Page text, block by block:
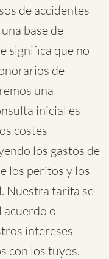
de accidentes
base de
significa que no
de
una
inicial es
costes
los gastos de
los peritos y los
Nuestra tarifa se
acuerdo o
intereses
con los tuyos.